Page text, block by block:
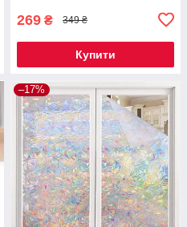
269 ₴ 349 ₴
Купити
–17%